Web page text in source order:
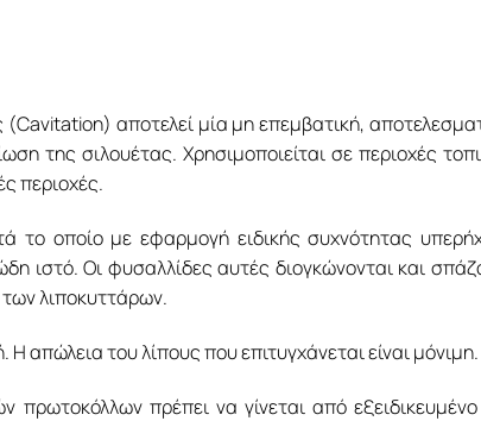
αποτελεί μία μη επεμβατική,
της σιλουέτας. Χρησιμοποιείται σε περιοχές
περιοχές.
το οποίο με εφαρμογή ειδικής συχνότητας
ιστό. Οι φυσαλλίδες αυτές διογκώνονται και
λιποκυττάρων.
απώλεια του λίπους που επιτυγχάνεται είναι μόνιμη.
πρέπει να γίνεται από εξειδικευμένο